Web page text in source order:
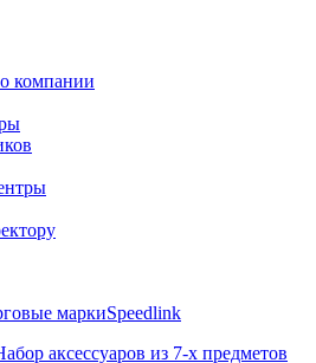
компании
маркиSpeedlink